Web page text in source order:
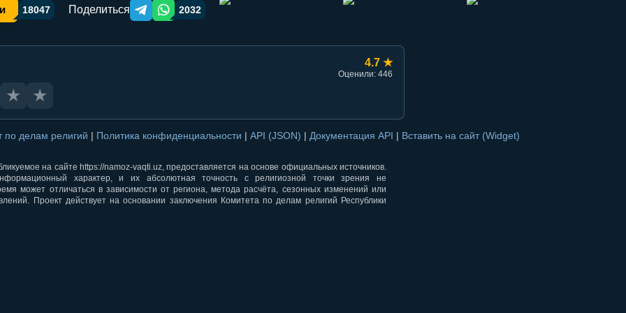
18047 Поделиться Telegram orqali ulashish
WhatsApp orqali ulashish
2032
4.7 ★
Оценили: 446
★ ★
по делам религий | Политика конфиденциальности | API (JSON) | Документация API | Вставить на сайт (Widget)
на сайте https://namoz-vaqti.uz, предоставляется на основе официальных источников.
характер, и их абсолютная точность с религиозной точки зрения не
может отличаться в зависимости от региона, метода расчёта, сезонных изменений или
Проект действует на основании заключения Комитета по делам религий Республики